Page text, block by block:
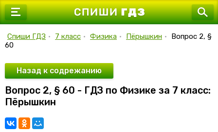
7 класс
9 класс
10 класс
11 класс
Спиши ГДЗ • 7 класс • Физика • Пёрышкин •
Вопрос 2, §
60
Назад к содрежанию
Вопрос 2, § 60 - ГДЗ по Физике за 7 класс:
Пёрышкин